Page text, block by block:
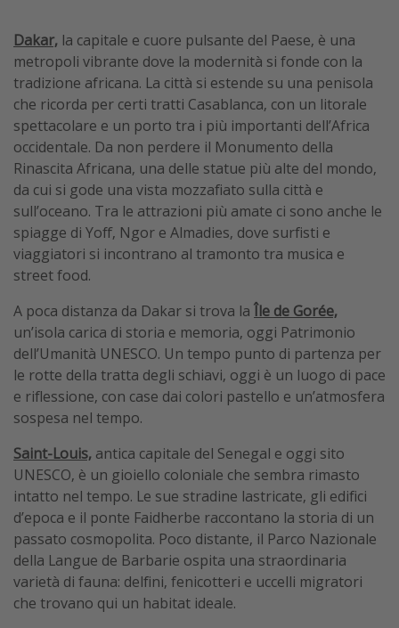
Dakar, la capitale e cuore pulsante del Paese, è una
metropoli vibrante dove la modernità si fonde con la
tradizione africana. La città si estende su una penisola
che ricorda per certi tratti Casablanca, con un litorale
spettacolare e un porto tra i più importanti dell’Africa
occidentale. Da non perdere il Monumento della
Rinascita Africana, una delle statue più alte del mondo,
da cui si gode una vista mozzafiato sulla città e
sull’oceano. Tra le attrazioni più amate ci sono anche le
spiagge di Yoff, Ngor e Almadies, dove surfisti e
viaggiatori si incontrano al tramonto tra musica e
street food.
A poca distanza da Dakar si trova la Île de Gorée,
un’isola carica di storia e memoria, oggi Patrimonio
dell’Umanità UNESCO. Un tempo punto di partenza per
le rotte della tratta degli schiavi, oggi è un luogo di pace
e riflessione, con case dai colori pastello e un’atmosfera
sospesa nel tempo.
Saint-Louis, antica capitale del Senegal e oggi sito
UNESCO, è un gioiello coloniale che sembra rimasto
intatto nel tempo. Le sue stradine lastricate, gli edifici
d’epoca e il ponte Faidherbe raccontano la storia di un
passato cosmopolita. Poco distante, il Parco Nazionale
della Langue de Barbarie ospita una straordinaria
varietà di fauna: delfini, fenicotteri e uccelli migratori
che trovano qui un habitat ideale.